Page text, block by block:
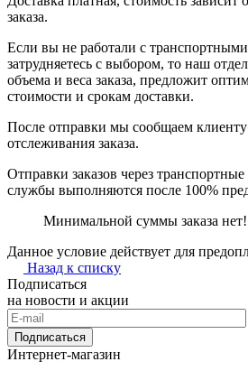
заказа.
Если вы не работали с
затрудняетесь с выбором, то наш
объема и веса заказа, предложит
стоимости и срокам доставки.
После отправки мы сообщаем
отслеживания заказа.
Отправки заказов через
службы выполняются после 100%
Минимальной суммы заказа нет!
Данное условие действует для
Назад к списку
Подписаться
на новости и акции
Подписаться
Интернет-магазин